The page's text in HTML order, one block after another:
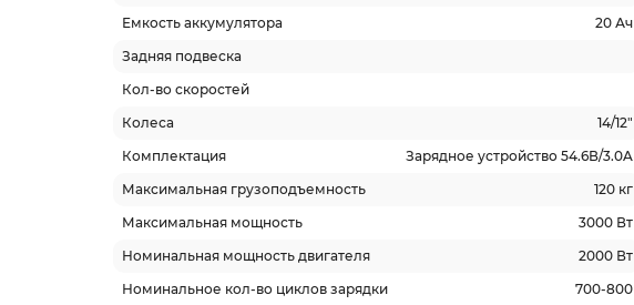
Емкость аккумулятора
20 Ач
Задняя подвеска
Кол-во скоростей
Колеса
14/12"
Комплектация
Зарядное устройство 54.6В/3.0A
Максимальная грузоподъемность
120 кг
Максимальная мощность
3000 Вт
Номинальная мощность двигателя
2000 Вт
Номинальное кол-во циклов зарядки
700-800